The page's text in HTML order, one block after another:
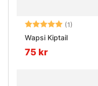
Betyg: (1)
Wapsi Kiptail
75 kr